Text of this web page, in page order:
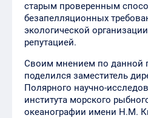
старым проверенным
безапелляционных
экологической
репутацией.
Своим мнением по данной
поделился заместитель
Полярного научно-
института морского
океанографии имени Н.М.